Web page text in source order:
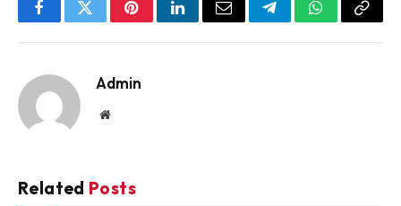
FacebookTwitterPinterestLinkedInEmail TelegramWhatsApp
Copy
Admin
Website
Related Posts